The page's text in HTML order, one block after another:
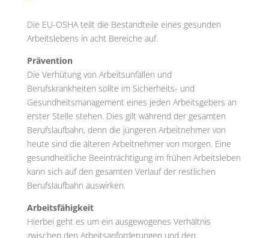
Die EU-OSHA teilt die Bestandteile eines gesunden
Arbeitslebens in acht Bereiche auf.
Prävention
Die Verhütung von Arbeitsunfällen und
Berufskrankheiten sollte im Sicherheits- und
Gesundheitsmanagement eines jeden Arbeitsgebers an
erster Stelle stehen. Dies gilt während der gesamten
Berufslaufbahn, denn die jüngeren Arbeitnehmer von
heute sind die älteren Arbeitnehmer von morgen. Eine
gesundheitliche Beeinträchtigung im frühen Arbeitsleben
kann sich auf den gesamten Verlauf der restlichen
Berufslaufbahn auswirken.
Arbeitsfähigkeit
Hierbei geht es um ein ausgewogenes Verhältnis
zwischen den Arbeitsanforderungen und den